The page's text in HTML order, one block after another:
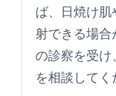
ば、日焼け
射できる場
の診察を受
を相談してく